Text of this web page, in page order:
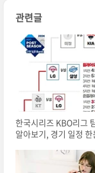
관련글
한국시리즈 KBO리그 팀 순위
알아보기, 경기 일정